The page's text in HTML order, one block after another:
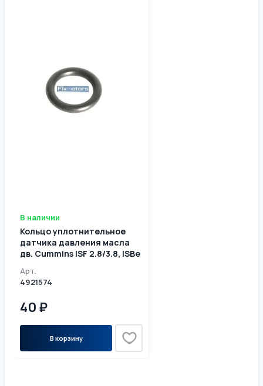
В наличии
Кольцо уплотнительное
датчика давления масла
дв. Cummins ISF 2.8/3.8, ISBe
Арт.
4921574
40 ₽
В корзину